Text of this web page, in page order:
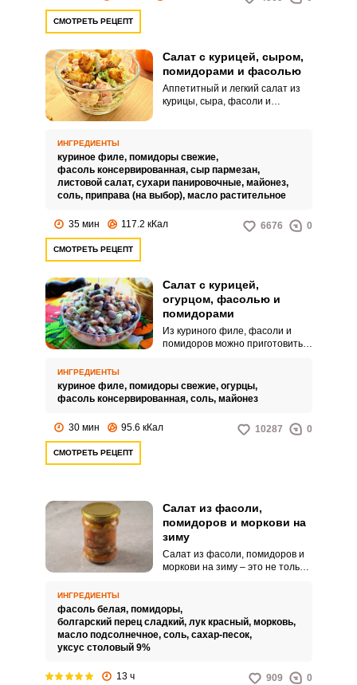
СМОТРЕТЬ РЕЦЕПТ
Салат с курицей, сыром,
помидорами и фасолью
Аппетитный и легкий салат из
курицы, сыра, фасоли и
другие горячие блюда.
ИНГРЕДИЕНТЫ
куриное филе, помидоры свежие,
фасоль консервированная, сыр пармезан,
листовой салат, сухари панировочные, майонез,
соль, приправа (на выбор), масло растительное
35 мин 117.2 кКал 6676 0
СМОТРЕТЬ РЕЦЕПТ
Салат с курицей,
огурцом, фасолью и
помидорами
Из куриного филе, фасоли и
помидоров можно приготовить
обеденный стол и порадует
домашних своим насыщенным
ИНГРЕДИЕНТЫ
куриное филе, помидоры свежие, огурцы,
фасоль консервированная, соль, майонез
30 мин 95.6 кКал 10287 0
СМОТРЕТЬ РЕЦЕПТ
Салат из фасоли,
помидоров и моркови на
зиму
Салат из фасоли, помидоров и
моркови на зиму – это не только
любое время года. Сочная
фасоль, спелые помидоры,
сахарная морковь и нежные
ИНГРЕДИЕНТЫ
фасоль белая, помидоры,
болгарский перец сладкий, лук красный, морковь,
масло подсолнечное, соль, сахар-песок,
уксус столовый 9%
13 ч 909 0